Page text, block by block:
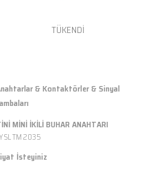
TÜKENDI
& Kontaktörler & Sinyal
MİNİ İKİLİ BUHAR ANAHTARI
SL TM 2035
İsteyiniz